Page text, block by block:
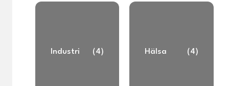
Industri (4) Hälsa (4)